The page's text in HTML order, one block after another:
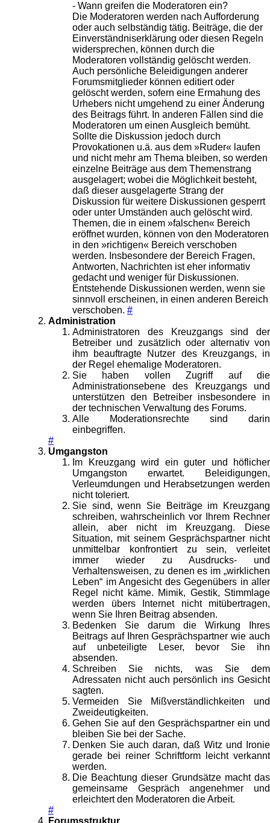
- Wann greifen die Moderatoren ein?
Die Moderatoren werden nach Aufforderung
oder auch selbständig tätig. Beiträge, die der
Einverständniserklärung oder diesen Regeln
widersprechen, können durch die
Moderatoren vollständig gelöscht werden.
Auch persönliche Beleidigungen anderer
Forumsmitglieder können editiert oder
gelöscht werden, sofern eine Ermahung des
Urhebers nicht umgehend zu einer Änderung
des Beitrags führt. In anderen Fällen sind die
Moderatoren um einen Ausgleich bemüht.
Sollte die Diskussion jedoch durch
Provokationen u.ä. aus dem »Ruder« laufen
und nicht mehr am Thema bleiben, so werden
einzelne Beiträge aus dem Themenstrang
ausgelagert; wobei die Möglichkeit besteht,
daß dieser ausgelagerte Strang der
Diskussion für weitere Diskussionen gesperrt
oder unter Umständen auch gelöscht wird.
Themen, die in einem »falschen« Bereich
eröffnet wurden, können von den Moderatoren
in den »richtigen« Bereich verschoben
werden. Insbesondere der Bereich Fragen,
Antworten, Nachrichten ist eher informativ
gedacht und weniger für Diskussionen.
Entstehende Diskussionen werden, wenn sie
sinnvoll erscheinen, in einen anderen Bereich
verschoben. #
Administration
Administratoren des Kreuzgangs sind der
Betreiber und zusätzlich oder alternativ von
ihm beauftragte Nutzer des Kreuzgangs, in
der Regel ehemalige Moderatoren.
Sie haben vollen Zugriff auf die
Administrationsebene des Kreuzgangs und
unterstützen den Betreiber insbesondere in
der technischen Verwaltung des Forums.
Alle Moderationsrechte sind darin
einbegriffen.
#
Umgangston
Im Kreuzgang wird ein guter und höflicher
Umgangston erwartet. Beleidigungen,
Verleumdungen und Herabsetzungen werden
nicht toleriert.
Sie sind, wenn Sie Beiträge im Kreuzgang
schreiben, wahrscheinlich vor Ihrem Rechner
allein, aber nicht im Kreuzgang. Diese
Situation, mit seinem Gesprächspartner nicht
unmittelbar konfrontiert zu sein, verleitet
immer wieder zu Ausdrucks- und
Verhaltensweisen, zu denen es im „wirklichen
Leben“ im Angesicht des Gegenübers in aller
Regel nicht käme. Mimik, Gestik, Stimmlage
werden übers Internet nicht mitübertragen,
wenn Sie Ihren Beitrag absenden.
Bedenken Sie darum die Wirkung Ihres
Beitrags auf Ihren Gesprächspartner wie auch
auf unbeteiligte Leser, bevor Sie ihn
absenden.
Schreiben Sie nichts, was Sie dem
Adressaten nicht auch persönlich ins Gesicht
sagten.
Vermeiden Sie Mißverständlichkeiten und
Zweideutigkeiten.
Gehen Sie auf den Gesprächspartner ein und
bleiben Sie bei der Sache.
Denken Sie auch daran, daß Witz und Ironie
gerade bei reiner Schriftform leicht verkannt
werden.
Die Beachtung dieser Grundsätze macht das
gemeinsame Gespräch angenehmer und
erleichtert den Moderatoren die Arbeit.
#